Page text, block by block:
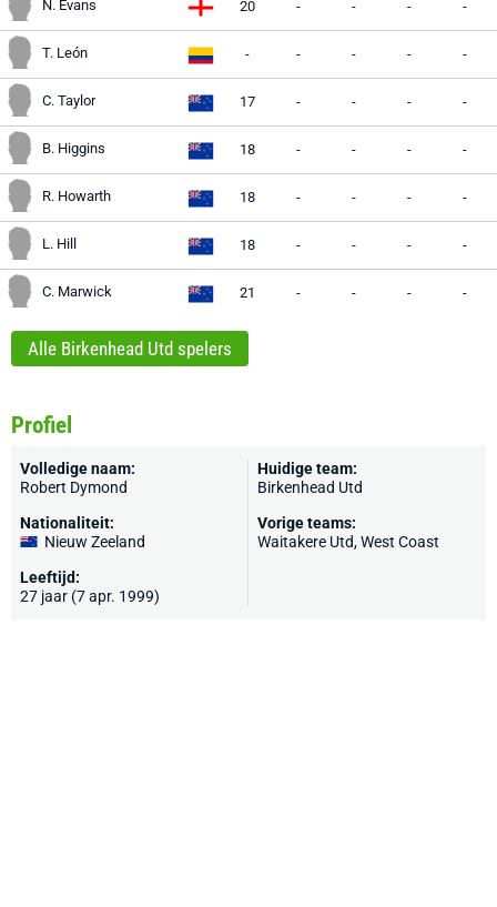
N. Evans 20 - - - -
T. León - - - - -
C. Taylor 17 - - - -
B. Higgins 18 - - - -
R. Howarth 18 - - - -
L. Hill 18 - - - -
C. Marwick 21 - - - -
Alle Birkenhead Utd spelers
Profiel
Volledige naam:
Robert Dymond
Nationaliteit:
Nieuw Zeeland
Leeftijd:
27 jaar (7 apr. 1999)
Huidige team:
Birkenhead Utd
Vorige teams:
Waitakere Utd, West Coast